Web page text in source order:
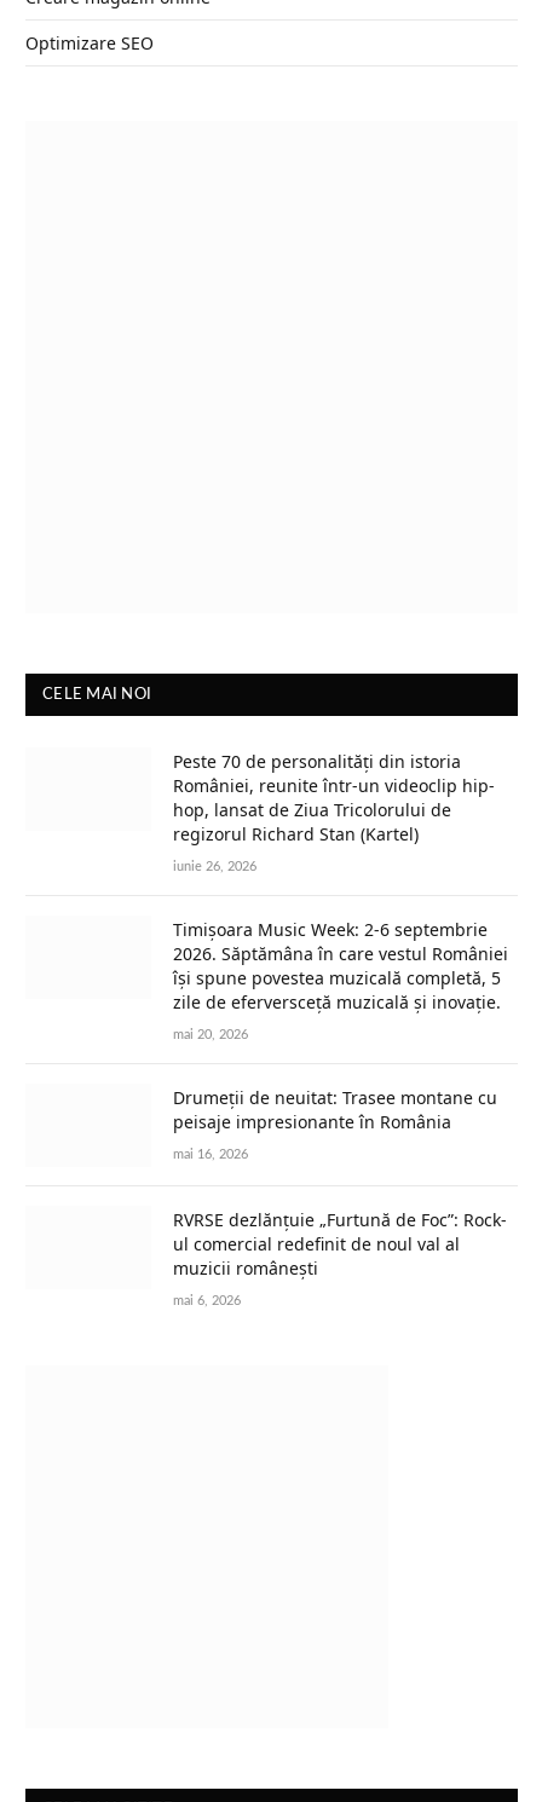
Optimizare SEO
CELE MAI NOI
Peste 70 de personalități din istoria
României, reunite într-un videoclip hip-
hop, lansat de Ziua Tricolorului de
regizorul Richard Stan (Kartel)
iunie 26, 2026
Timișoara Music Week: 2-6 septembrie
2026. Săptămâna în care vestul României
își spune povestea muzicală completă, 5
zile de eferversceță muzicală și inovație.
mai 20, 2026
Drumeții de neuitat: Trasee montane cu
peisaje impresionante în România
mai 16, 2026
RVRSE dezlănțuie „Furtună de Foc”: Rock-
ul comercial redefinit de noul val al
muzicii românești
mai 6, 2026